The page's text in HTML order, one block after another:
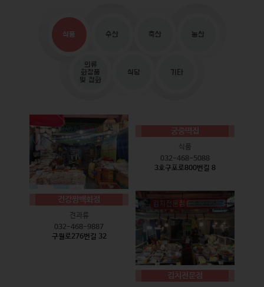
식품 수산 축산 농산
의류
화장품
및 잡화
식당 기타
건강짱백화점
견과류
032-468-9887
구월로276번길 32
궁중떡집
식품
032-468-5088
3호구포로800번길 8
김치전문점